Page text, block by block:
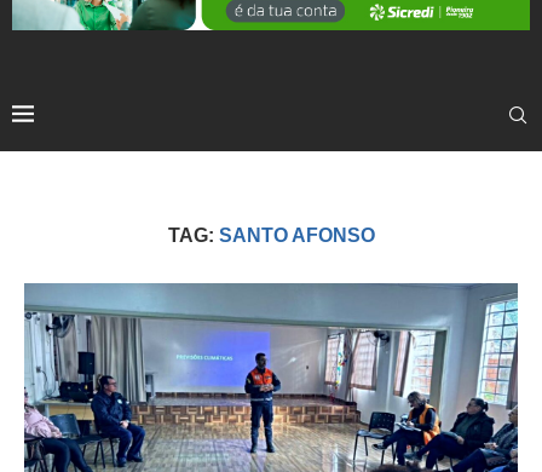
TAG: SANTO AFONSO